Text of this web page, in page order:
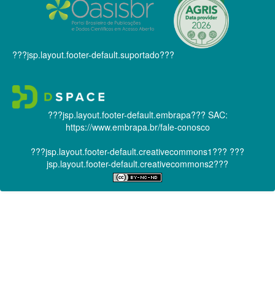
???jsp.layout.footer-default.suportado???
???jsp.layout.footer-default.embrapa??? SAC:
https://www.embrapa.br/fale-conosco
???jsp.layout.footer-default.creativecommons1??? ???
jsp.layout.footer-default.creativecommons2???